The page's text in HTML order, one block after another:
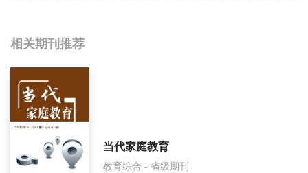
相关提问
启迪与智慧(教育)怎么样？
启迪与智慧(教育)面费如何收取？
启迪与智慧(教育)是什么级别刊物？
相关期刊推荐
当代家庭教育
教育综合 - 省级期刊